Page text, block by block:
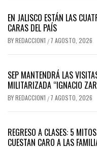
EN JALISCO ESTÁN LAS
CARAS DEL PAÍS
BYREDACCION1 / 7 AGOSTO, 2026
SEP MANTENDRÁ LAS
MILITARIZADA “IGNACIO
BYREDACCION1 / 7 AGOSTO, 2026
REGRESO A CLASES: 5
CUESTAN CARO A LAS